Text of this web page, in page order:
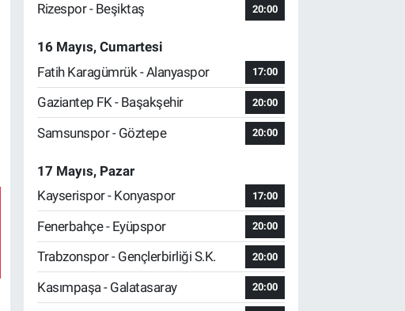
Rizespor - Beşiktaş
20:00
16 Mayıs, Cumartesi
Fatih Karagümrük - Alanyaspor
17:00
Gaziantep FK - Başakşehir 20:00
Samsunspor - Göztepe 20:00
17 Mayıs, Pazar
Kayserispor - Konyaspor
17:00
Fenerbahçe - Eyüpspor 20:00
Trabzonspor - Gençlerbirliği S.K. 20:00
Kasımpaşa - Galatasaray 20:00